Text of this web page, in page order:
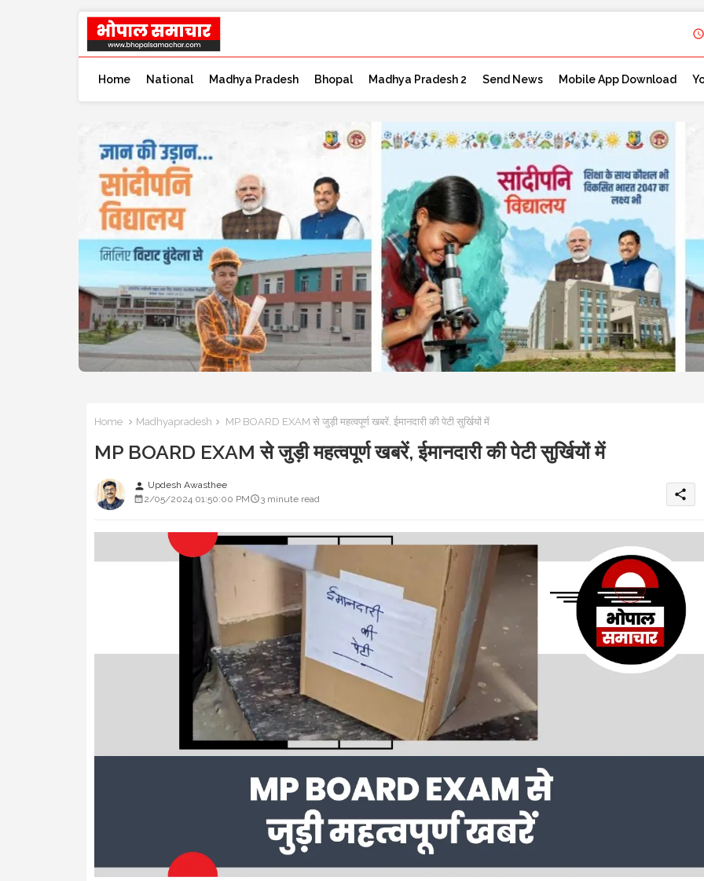
Home National Madhya Pradesh Bhopal Madhya Pradesh 2 Send News Mobile App Download
Home Madhyapradesh MP BOARD EXAM से जुड़ी महत्वपूर्ण खबरें, ईमानदारी की पेटी सुर्खियों में
MP BOARD EXAM से जुड़ी महत्वपूर्ण खबरें, ईमानदारी की पेटी सुर्खियों में
person Updesh Awasthee
2/05/2024 01:50:00 PM
3 minute read share